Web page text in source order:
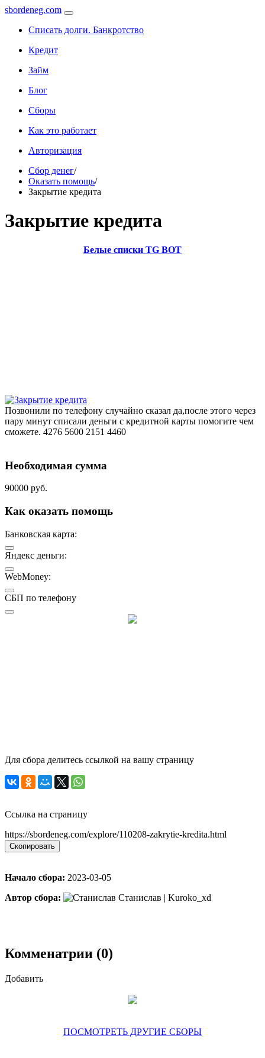
sbordeneg.com
Списать долги. Банкротство
Кредит
Займ
Блог
Сборы
Как это работает
Авторизация
Сбор денег/
Оказать помощь/
Закрытие кредита
Закрытие кредита
Белые списки TG BOT
Позвонили по телефону случайно сказал да,после этого через
пару минут списали деньги с кредитной карты помогите чем
сможете. 4276 5600 2151 4460
Необходимая сумма
90000 руб.
Как оказать помощь
Банковская карта:
Яндекс деньги:
WebMoney:
СБП по телефону
Для сбора делитесь ссылкой на вашу страницу
Ссылка на страницу
https://sbordeneg.com/explore/110208-zakrytie-kredita.html
Скопировать
Начало сбора: 2023-03-05
Автор сбора:
Станислав | Kuroko_xd
Комменатрии (0)
Добавить
ПОСМОТРЕТЬ ДРУГИЕ СБОРЫ